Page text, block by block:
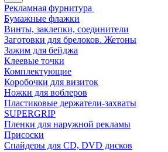
Рекламная фурнитура
Бумажные флажки
Винты, заклепки, соединители
Заготовки для брелоков. Жетоны
Зажим для бейджа
Клеевые точки
Комплектующие
Коробочки для визиток
Ножки для воблеров
Пластиковые держатели-захваты
SUPERGRIP
Пленки для наружной рекламы
Присоски
Спайдеры для CD, DVD дисков